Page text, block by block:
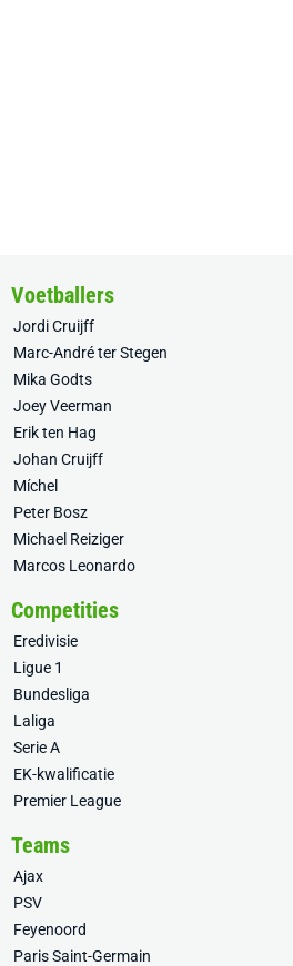
Voetballers
Jordi Cruijff
Marc-André ter Stegen
Mika Godts
Joey Veerman
Erik ten Hag
Johan Cruijff
Míchel
Peter Bosz
Michael Reiziger
Marcos Leonardo
Competities
Eredivisie
Ligue 1
Bundesliga
Laliga
Serie A
EK-kwalificatie
Premier League
Teams
Ajax
PSV
Feyenoord
Paris Saint-Germain